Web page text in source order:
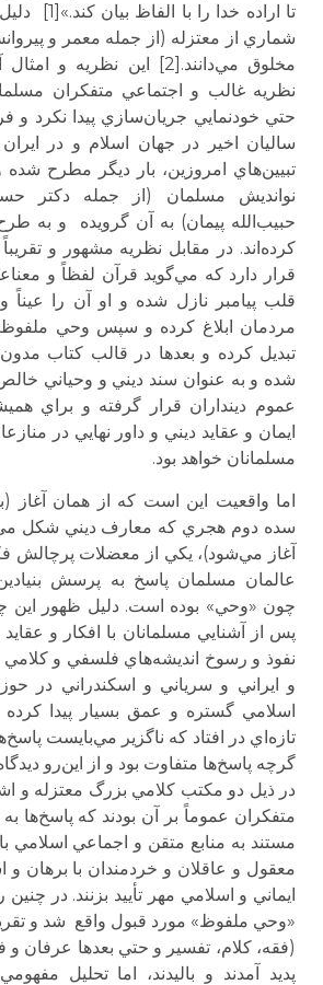
تا اراده
شماري از معتزله (از جمله معمر و
مخلوق مي‌دانند.[2] اين نظريه
نظريه غالب و اجتماعي متفكران
حتي خودنمايي جريان‌سازي پيدا نكرد و
ساليان اخير در جهان اسلام و در ايران
تبيين‌هاي امروزين، بار ديگر مطرح
حبيب‌الله پيمان) به آن گرويده و به
كرده‌اند. در مقابل نظريه مشهور و
قرار دارد كه مي‌گويد قرآن لفظاً و
قلب پيامبر نازل شده و او آن را
مردمان ابلاغ كرده و سپس وحي
تبديل كرده و بعدها در قالب كتاب مدون
شده و به عنوان سند ديني و وحياني
عموم دينداران قرار گرفته و براي
ايمان و عقايد ديني و داور نهايي در
مسلمانان خواهد بود.
اما واقعيت اين است كه از همان آغاز
سده دوم هجري كه معارف ديني شكل
آغاز مي‌شود)، يكي از معضلات پرچالش
عالمان مسلمان پاسخ به پرسش
چون «وحي» بوده است. دليل ظهور اين
پس از آشنايي مسلمانان با افكار و
نفوذ و رسوخ انديشه‌هاي فلسفي و كلامي
و ايراني و سرياني و اسكندراني در
اسلامي گستره و عمق بسيار پيدا
تازه‌اي در افتاد كه ناگزير مي‌بايست
گرچه پاسخ‌ها متفاوت بود و از اين‌رو
در ذيل دو مكتب كلامي بزرگ معتزله و
متفكران عموماً بر آن بودند كه پاسخ‌ها
مستند به منابع متقن و اجماعي اسلامي
معقول و عاقلان و خردمندان با برهان و
ايماني و اسلامي مهر تأييد بزنند. در
«وحي ملفوظ» مورد قبول واقع شد و
(فقه، كلام، تفسير و حتي بعدها عرفان و
پديد آمدند و باليدند، اما تحليل